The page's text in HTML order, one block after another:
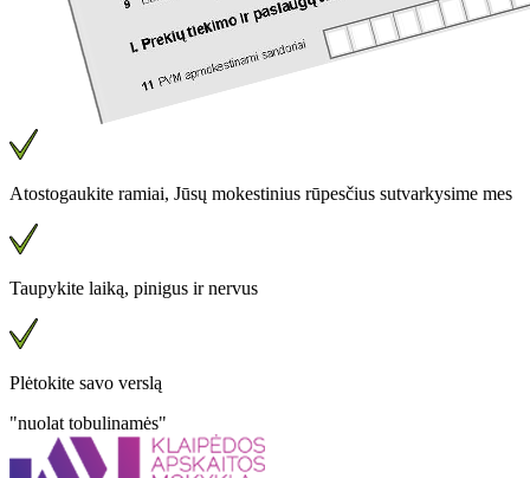
Atostogaukite ramiai, Jūsų mokestinius rūpesčius sutvarkysime mes
Taupykite laiką, pinigus ir nervus
Plėtokite savo verslą
"nuolat tobulinamės"